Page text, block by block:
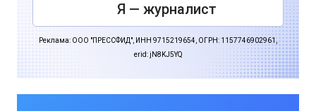
Я — журналист
Реклама: ООО "ПРЕССФИД", ИНН 9715219654, ОГРН: 1157746902961,
erid: jN8KJ5YQ